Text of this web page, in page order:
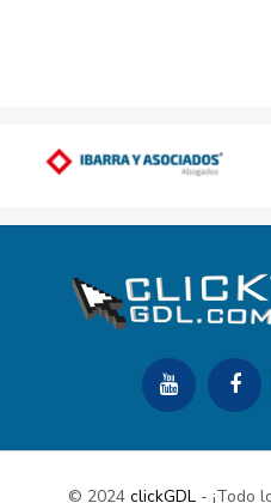
© 2024 clickGDL - ¡Todo